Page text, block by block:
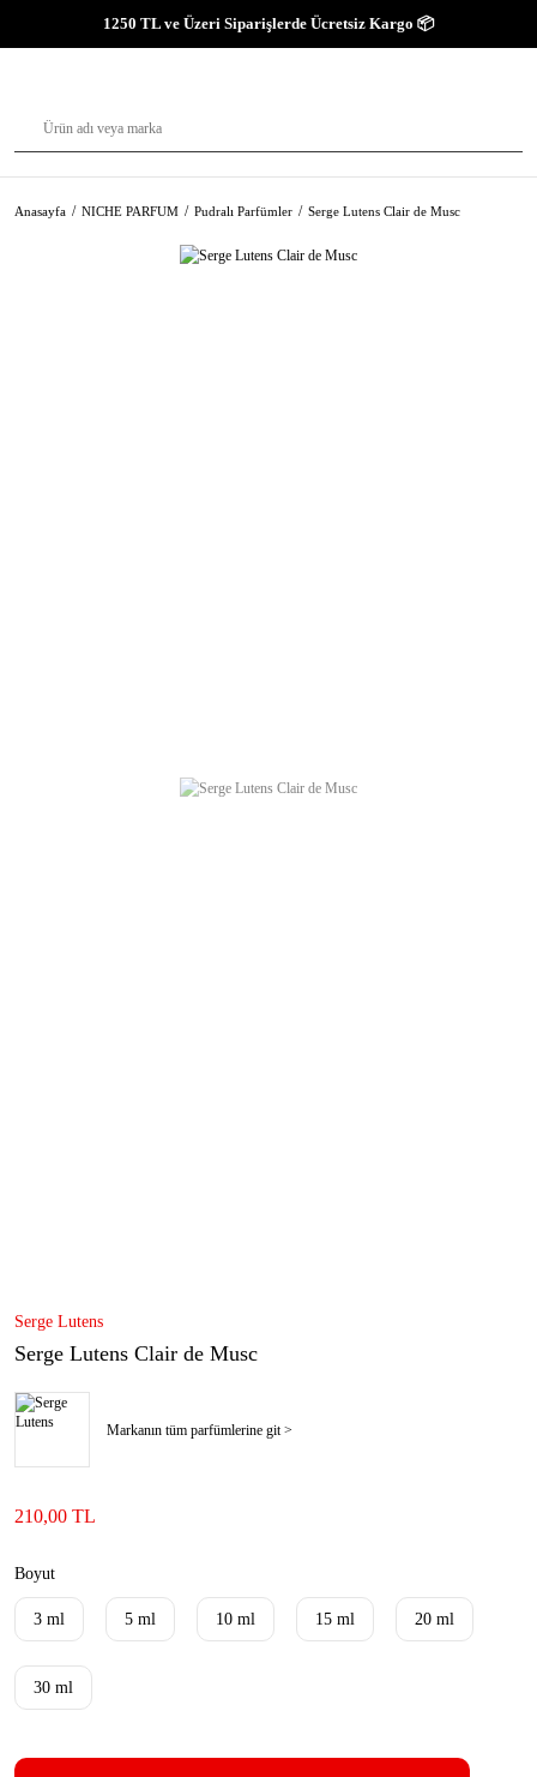
1250 TL ve Üzeri Siparişlerde Ücretsiz Kargo 📦
Anasayfa NICHE PARFUM Pudralı Parfümler Serge Lutens Clair de Musc
Serge Lutens
Serge Lutens Clair de Musc
Markanın tüm parfümlerine git >
210,00 TL
Boyut
3 ml 5 ml 10 ml 15 ml 20 ml
30 ml